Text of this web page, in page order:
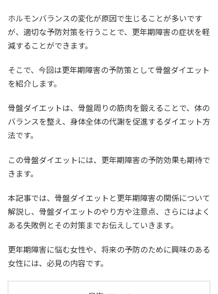
ホルモンバランスの変化が原因で生じることが多いです
が、適切な予防対策を行うことで、更年期障害の症状を軽
減することができます。
そこで、今回は更年期障害の予防策として骨盤ダイエット
を紹介します。
骨盤ダイエットは、骨盤周りの筋肉を鍛えることで、体の
バランスを整え、身体全体の代謝を促進するダイエット方
法です。
この骨盤ダイエットには、更年期障害の予防効果も期待で
きます。
本記事では、骨盤ダイエットと更年期障害の関係について
解説し、骨盤ダイエットのやり方や注意点、さらにはよく
ある失敗例とその対策までお伝えしていきます。
更年期障害に悩む女性や、将来の予防のために興味のある
女性には、必見の内容です。